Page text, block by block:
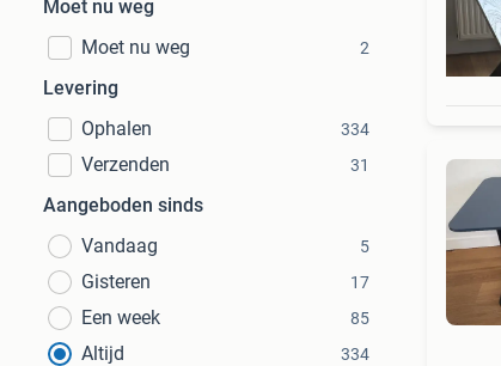
Moet nu weg
Moet nu weg
2
Levering
Ophalen
334
Verzenden 31
Aangeboden sinds
Vandaag
5
Gisteren 17
Een week 85
Altijd 334